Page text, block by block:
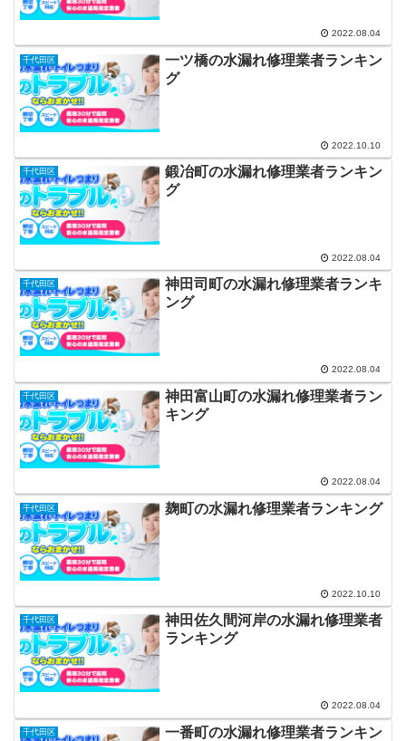
2022.08.04
千代田区
一ツ橋の水漏れ修理業者ランキン
グ
2022.10.10
千代田区
鍛冶町の水漏れ修理業者ランキン
グ
2022.08.04
千代田区
神田司町の水漏れ修理業者ランキ
ング
2022.08.04
千代田区
神田富山町の水漏れ修理業者ラン
キング
2022.08.04
千代田区 麹町の水漏れ修理業者ランキング
2022.10.10
千代田区
神田佐久間河岸の水漏れ修理業者
ランキング
2022.08.04
千代田区
一番町の水漏れ修理業者ランキン